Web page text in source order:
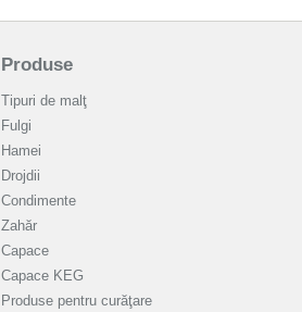
Produse
Tipuri de malţ
Fulgi
Hamei
Drojdii
Condimente
Zahăr
Capace
Capace KEG
Produse pentru curăţare